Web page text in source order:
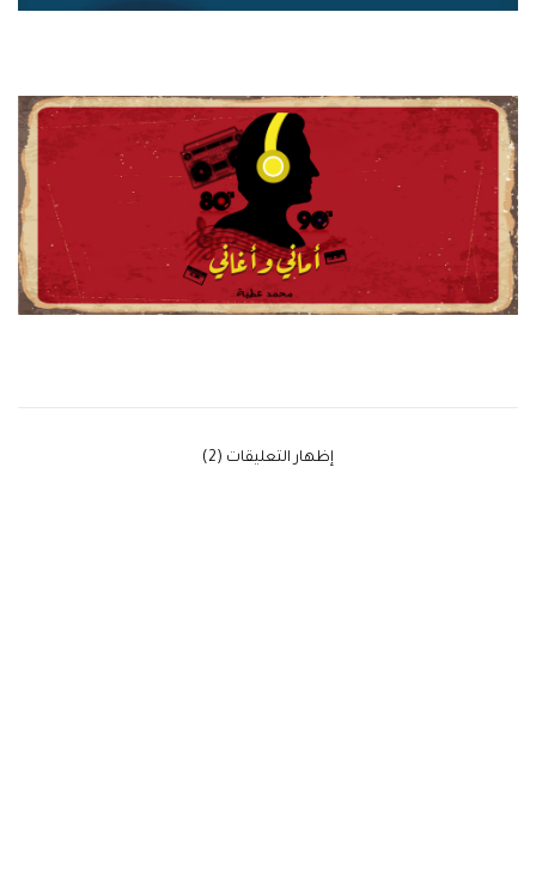
‫إظهار التعليقات (2)